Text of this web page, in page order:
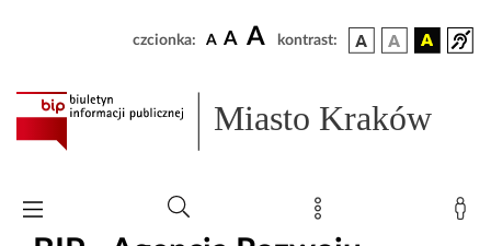
czcionka: A A A kontrast:
Miasto Kraków